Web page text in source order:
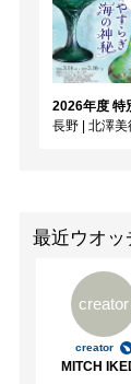
長野 | 北澤美
最近ウオッ
creator
creator
MITCH